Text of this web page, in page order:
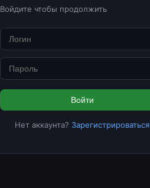
Войдите чтобы продолжить
Войти
Нет аккаунта? Зарегистрироваться